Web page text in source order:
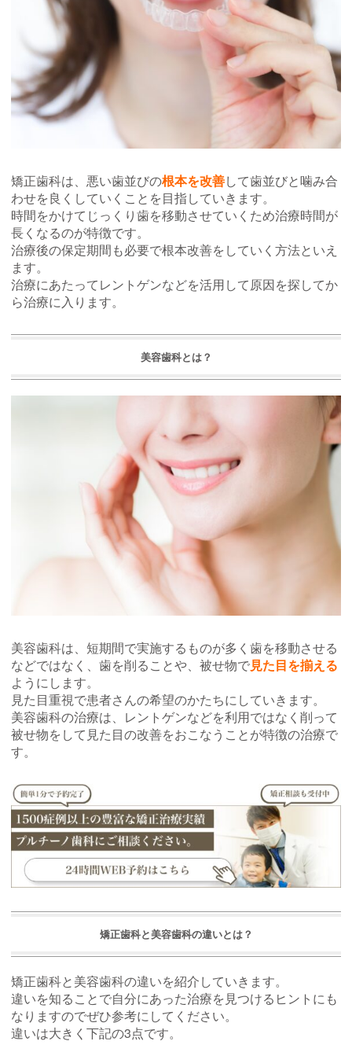
矯正歯科は、悪い歯並びの根本を改善して歯並びと噛み合
わせを良くしていくことを目指していきます。
時間をかけてじっくり歯を移動させていくため治療時間が
長くなるのが特徴です。
治療後の保定期間も必要で根本改善をしていく方法といえ
ます。
治療にあたってレントゲンなどを活用して原因を探してか
ら治療に入ります。
美容歯科とは？
美容歯科は、短期間で実施するものが多く歯を移動させる
などではなく、歯を削ることや、被せ物で見た目を揃える
ようにします。
見た目重視で患者さんの希望のかたちにしていきます。
美容歯科の治療は、レントゲンなどを利用ではなく削って
被せ物をして見た目の改善をおこなうことが特徴の治療で
す。
矯正歯科と美容歯科の違いとは？
矯正歯科と美容歯科の違いを紹介していきます。
違いを知ることで自分にあった治療を見つけるヒントにも
なりますのでぜひ参考にしてください。
違いは大きく下記の3点です。